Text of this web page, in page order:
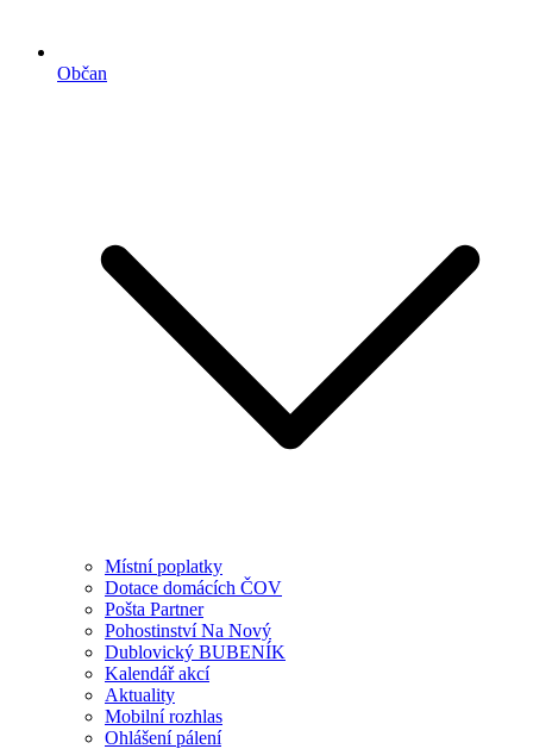
Občan
Místní poplatky
Dotace domácích ČOV
Pošta Partner
Pohostinství Na Nový
Dublovický BUBENÍK
Kalendář akcí
Aktuality
Mobilní rozhlas
Ohlášení pálení